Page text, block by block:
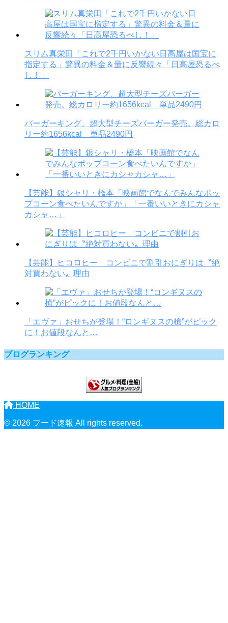
スリム真栄田「これで2千円いかない日高屋は国宝に
指定する」驚異の料金＆量に反響続々「日高屋恐るべ
し！」
バーガーキング、超大型チーズバーガー発売。総カロ
リー約1656kcal 単品2490円
【芸能】銀シャリ・橋本「映画館でなんでみんなポッ
プコーン食べたいんですか」「一番いいときにカシャ
カシャ…」
【芸能】ヒコロヒー コンビニで割引おにぎりは〝絶
対買わない〟理由
「エヴァ」おせちが登場！“ロンギヌスの槍”がピック
に！お値段なんと…
ブログランキング
HOME
© 2026 フード速報 All rights reserved.